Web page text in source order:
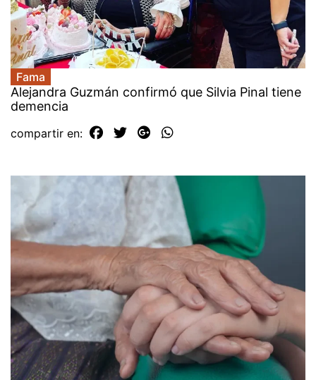
Fama
Alejandra Guzmán confirmó que Silvia Pinal tiene
demencia
compartir en: